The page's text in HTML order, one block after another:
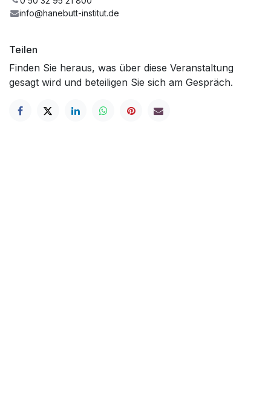
info@hanebutt-institut.de
Teilen
Finden Sie heraus, was über diese Veranstaltung
gesagt wird und beteiligen Sie sich am Gespräch.